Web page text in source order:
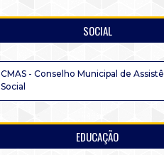
SOCIAL
CMAS - Conselho Municipal de
Social
EDUCAÇÃO